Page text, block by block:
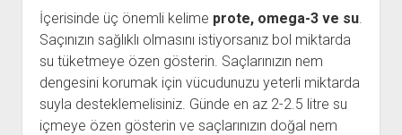
İçerisinde üç önemli kelime prote, omega-3 ve su.
Saçınızın sağlıklı olmasını istiyorsanız bol miktarda
su tüketmeye özen gösterin. Saçlarınızın nem
dengesini korumak için vücudunuzu yeterli miktarda
suyla desteklemelisiniz. Günde en az 2-2.5 litre su
içmeye özen gösterin ve saçlarınızın doğal nem